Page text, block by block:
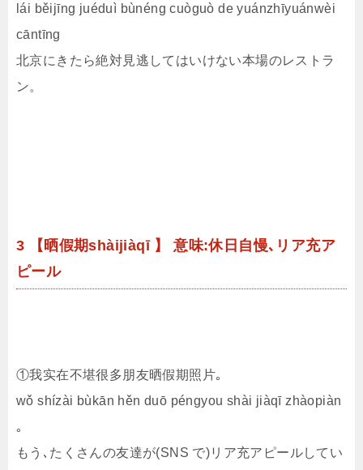
lái běijīng juéduì bùnéng cuòguò de yuánzhīyuánwèi
cāntīng
北京にきたら絶対見逃してはいけない本場のレストラ
ン。
3 【晒假期shàijiàqī 】 意味:休日自慢､リア充ア
ピール
①我实在不堪很多朋友晒假期照片｡
wǒ shízài bùkān hěn duō péngyou shài jiàqī zhàopiàn
｡
もう､たくさんの友達が(SNS で)リア充アピールしてい